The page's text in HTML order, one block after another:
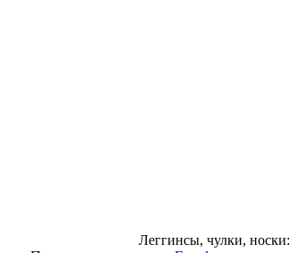
Леггинсы, чулки, носки: